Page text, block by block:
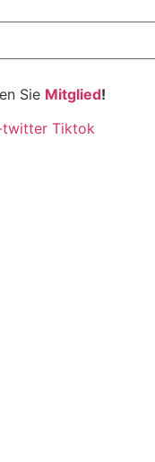
Sie Mitglied!
twitter Tiktok